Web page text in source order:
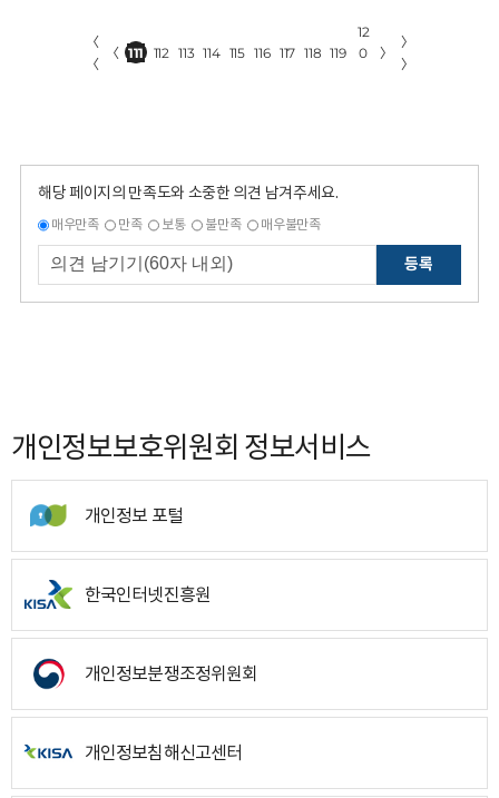
〈
〈
〈 111 112 113 114 115 116 117 118 119
12
0
〉
〉
〉
해당 페이지의 만족도와 소중한 의견 남겨주세요.
매우만족 만족 보통 불만족 매우불만족
등록
개인정보보호위원회 정보서비스
개인정보 포털
한국인터넷진흥원
개인정보분쟁조정위원회
개인정보침해신고센터